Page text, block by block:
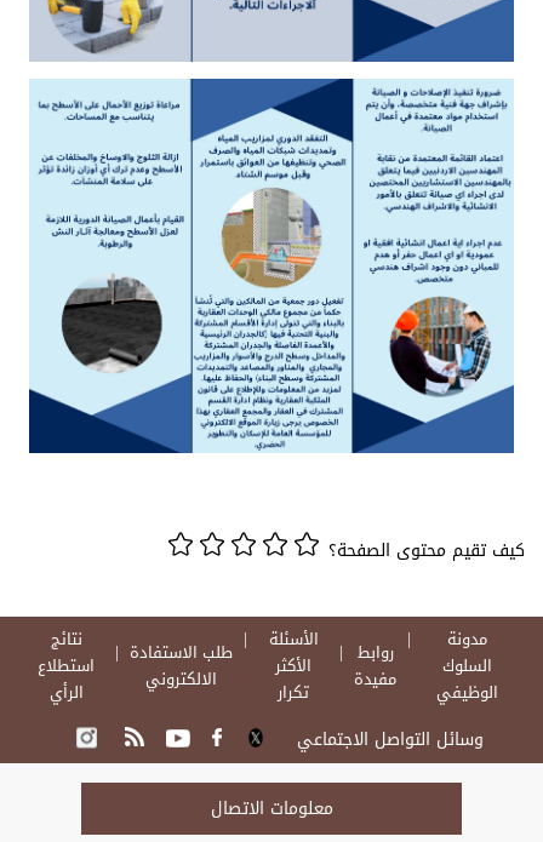
كيف تقيم محتوى الصفحة؟
مدونة
السلوك
الوظيفي
روابط
مفيدة
الأسئلة
الأكثر
تكرار
طلب الاستفادة
الالكتروني
نتائج
استطلاع
الرأي
وسائل التواصل الاجتماعي
معلومات الاتصال